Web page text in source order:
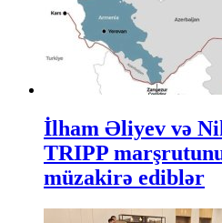
İlham Əliyev və
TRIPP
müzakirə ediblər